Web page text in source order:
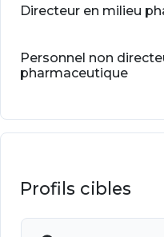
Directeur en milieu
Personnel non
pharmaceutique
Profils cibles